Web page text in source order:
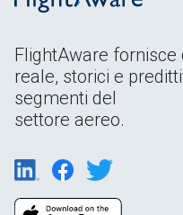
FlightAware
reale, storici e
segmenti del
settore aereo.